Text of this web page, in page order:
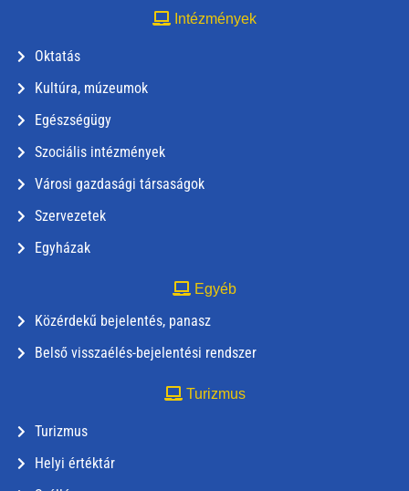
Intézmények
Oktatás
Kultúra, múzeumok
Egészségügy
Szociális intézmények
Városi gazdasági társaságok
Szervezetek
Egyházak
Egyéb
Közérdekű bejelentés, panasz
Belső visszaélés-bejelentési rendszer
Turizmus
Turizmus
Helyi értéktár